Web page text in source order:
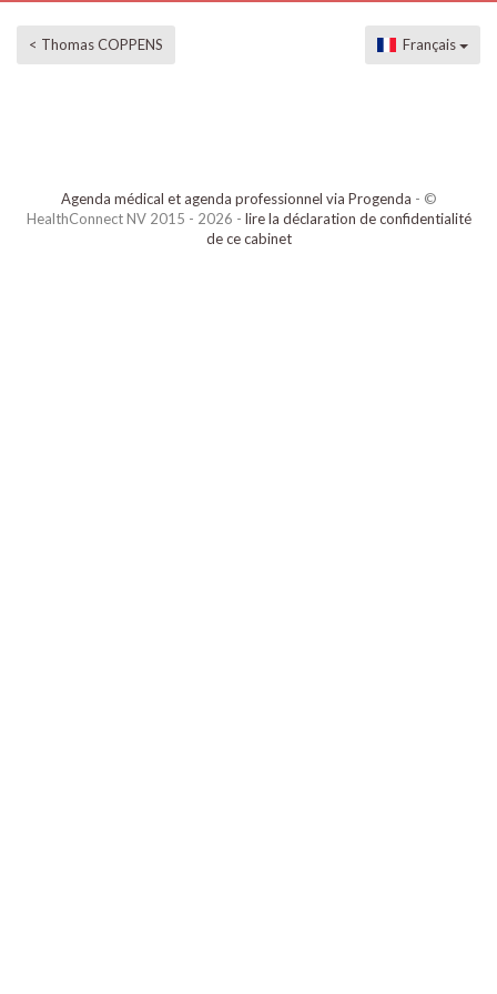
< Thomas COPPENS Français
Agenda médical et agenda professionnel via Progenda - ©
HealthConnect NV 2015 - 2026 - lire la déclaration de confidentialité
de ce cabinet